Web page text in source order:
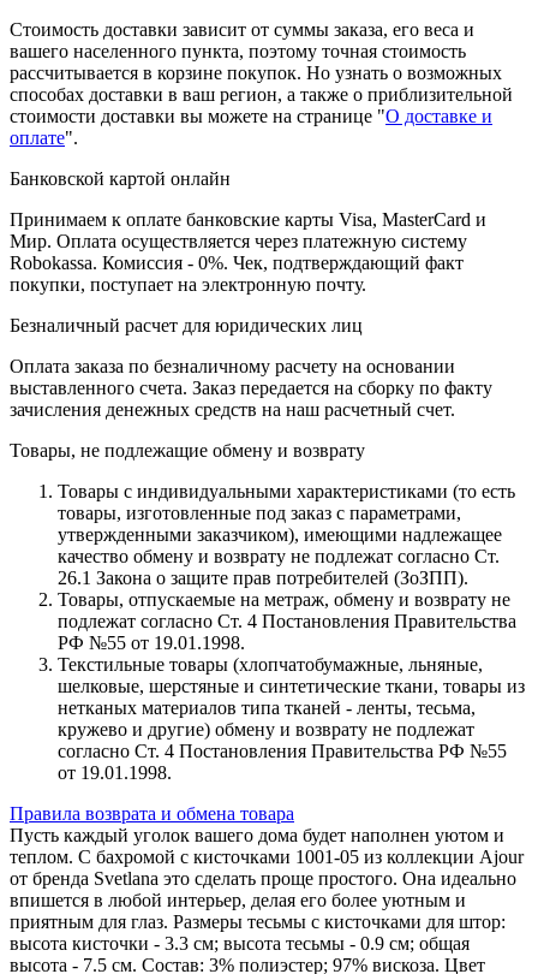
Стоимость доставки зависит от суммы заказа, его веса и
вашего населенного пункта, поэтому точная стоимость
рассчитывается в корзине покупок. Но узнать о возможных
способах доставки в ваш регион, а также о приблизительной
стоимости доставки вы можете на странице "О доставке и
оплате".
Банковской картой онлайн
Принимаем к оплате банковские карты Visa, MasterCard и
Мир. Оплата осуществляется через платежную систему
Robokassa. Комиссия - 0%. Чек, подтверждающий факт
покупки, поступает на электронную почту.
Безналичный расчет для юридических лиц
Оплата заказа по безналичному расчету на основании
выставленного счета. Заказ передается на сборку по факту
зачисления денежных средств на наш расчетный счет.
Товары, не подлежащие обмену и возврату
Товары с индивидуальными характеристиками (то есть
товары, изготовленные под заказ с параметрами,
утвержденными заказчиком), имеющими надлежащее
качество обмену и возврату не подлежат согласно Ст.
26.1 Закона о защите прав потребителей (ЗоЗПП).
Товары, отпускаемые на метраж, обмену и возврату не
подлежат согласно Ст. 4 Постановления Правительства
РФ №55 от 19.01.1998.
Текстильные товары (хлопчатобумажные, льняные,
шелковые, шерстяные и синтетические ткани, товары из
нетканых материалов типа тканей - ленты, тесьма,
кружево и другие) обмену и возврату не подлежат
согласно Ст. 4 Постановления Правительства РФ №55
от 19.01.1998.
Правила возврата и обмена товара
Пусть каждый уголок вашего дома будет наполнен уютом и
теплом. С бахромой с кисточками 1001-05 из коллекции Ajour
от бренда Svetlana это сделать проще простого. Она идеально
впишется в любой интерьер, делая его более уютным и
приятным для глаз. Размеры тесьмы с кисточками для штор:
высота кисточки - 3.3 см; высота тесьмы - 0.9 см; общая
высота - 7.5 см. Состав: 3% полиэстер; 97% вискоза. Цвет